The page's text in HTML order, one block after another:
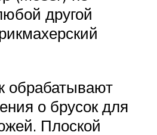
другой
обрабатывают
о брусок для
Плоской